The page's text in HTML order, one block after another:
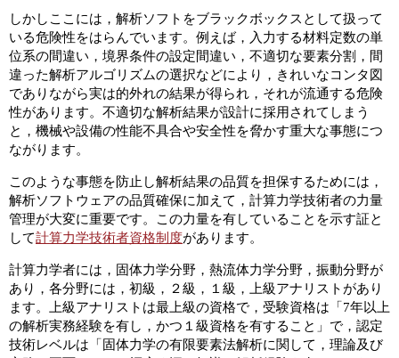
しかしここには，解析ソフトをブラックボックスとして扱って
いる危険性をはらんでいます。例えば，入力する材料定数の単
位系の間違い，境界条件の設定間違い，不適切な要素分割，間
違った解析アルゴリズムの選択などにより，きれいなコンタ図
でありながら実は的外れの結果が得られ，それが流通する危険
性があります。不適切な解析結果が設計に採用されてしまう
と，機械や設備の性能不具合や安全性を脅かす重大な事態につ
ながります。
このような事態を防止し解析結果の品質を担保するためには，
解析ソフトウェアの品質確保に加えて，計算力学技術者の力量
管理が大変に重要です。この力量を有していることを示す証と
して計算力学技術者資格制度があります。
計算力学者には，固体力学分野，熱流体力学分野，振動分野が
あり，各分野には，初級，２級，１級，上級アナリストがあり
ます。上級アナリストは最上級の資格で，受験資格は「7年以上
の解析実務経験を有し，かつ１級資格を有すること」で，認定
技術レベルは「固体力学の有限要素法解析に関して，理論及び